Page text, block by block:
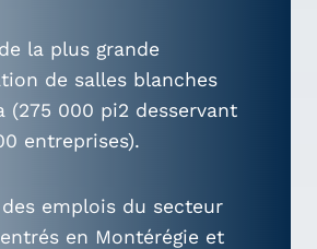
la plus grande
de salles blanches
(275 000 pi2 desservant
entreprises).
emplois du secteur
en Montérégie et